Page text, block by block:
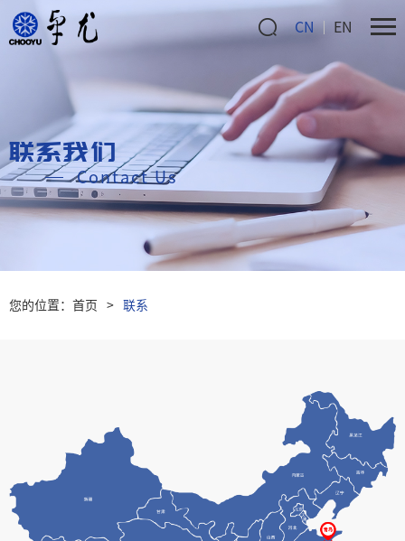
CN EN
联系我们
Contact Us
您的位置： 首页 > 联系